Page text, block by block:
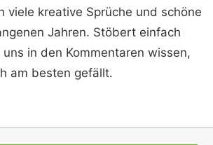
viele kreative Sprüche und schöne
Jahren. Stöbert einfach
in den Kommentaren wissen,
am besten gefällt.